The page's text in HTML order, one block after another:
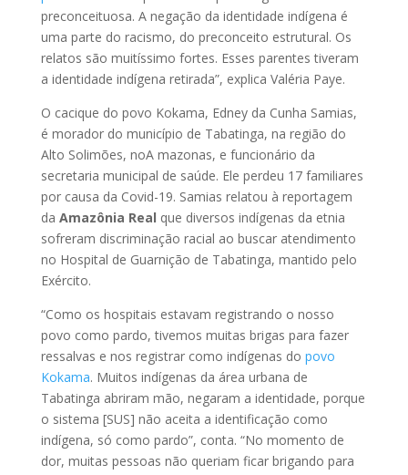
preconceituosa. A negação da identidade indígena é
uma parte do racismo, do preconceito estrutural. Os
relatos são muitíssimo fortes. Esses parentes tiveram
a identidade indígena retirada”, explica Valéria Paye.
O cacique do povo Kokama, Edney da Cunha Samias,
é morador do município de Tabatinga, na região do
Alto Solimões, noA mazonas, e funcionário da
secretaria municipal de saúde. Ele perdeu 17 familiares
por causa da Covid-19. Samias relatou à reportagem
da Amazônia Real que diversos indígenas da etnia
sofreram discriminação racial ao buscar atendimento
no Hospital de Guarnição de Tabatinga, mantido pelo
Exército.
“Como os hospitais estavam registrando o nosso
povo como pardo, tivemos muitas brigas para fazer
ressalvas e nos registrar como indígenas do povo
Kokama. Muitos indígenas da área urbana de
Tabatinga abriram mão, negaram a identidade, porque
o sistema [SUS] não aceita a identificação como
indígena, só como pardo”, conta. “No momento de
dor, muitas pessoas não queriam ficar brigando para